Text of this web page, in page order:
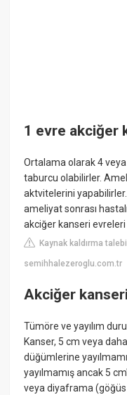
1 evre akciğer
Ortalama olarak 4
taburcu olabilirler.
aktvitelerini
ameliyat sonrası
akciğer kanseri evreleri
Kaynak kaldırma talebi
semihhalezeroglu.com.tr
Akciğer
Tümöre ve yayılım
Kanser, 5 cm veya
düğümlerine
yayılmamış ancak 5
veya diyaframa (göğüs